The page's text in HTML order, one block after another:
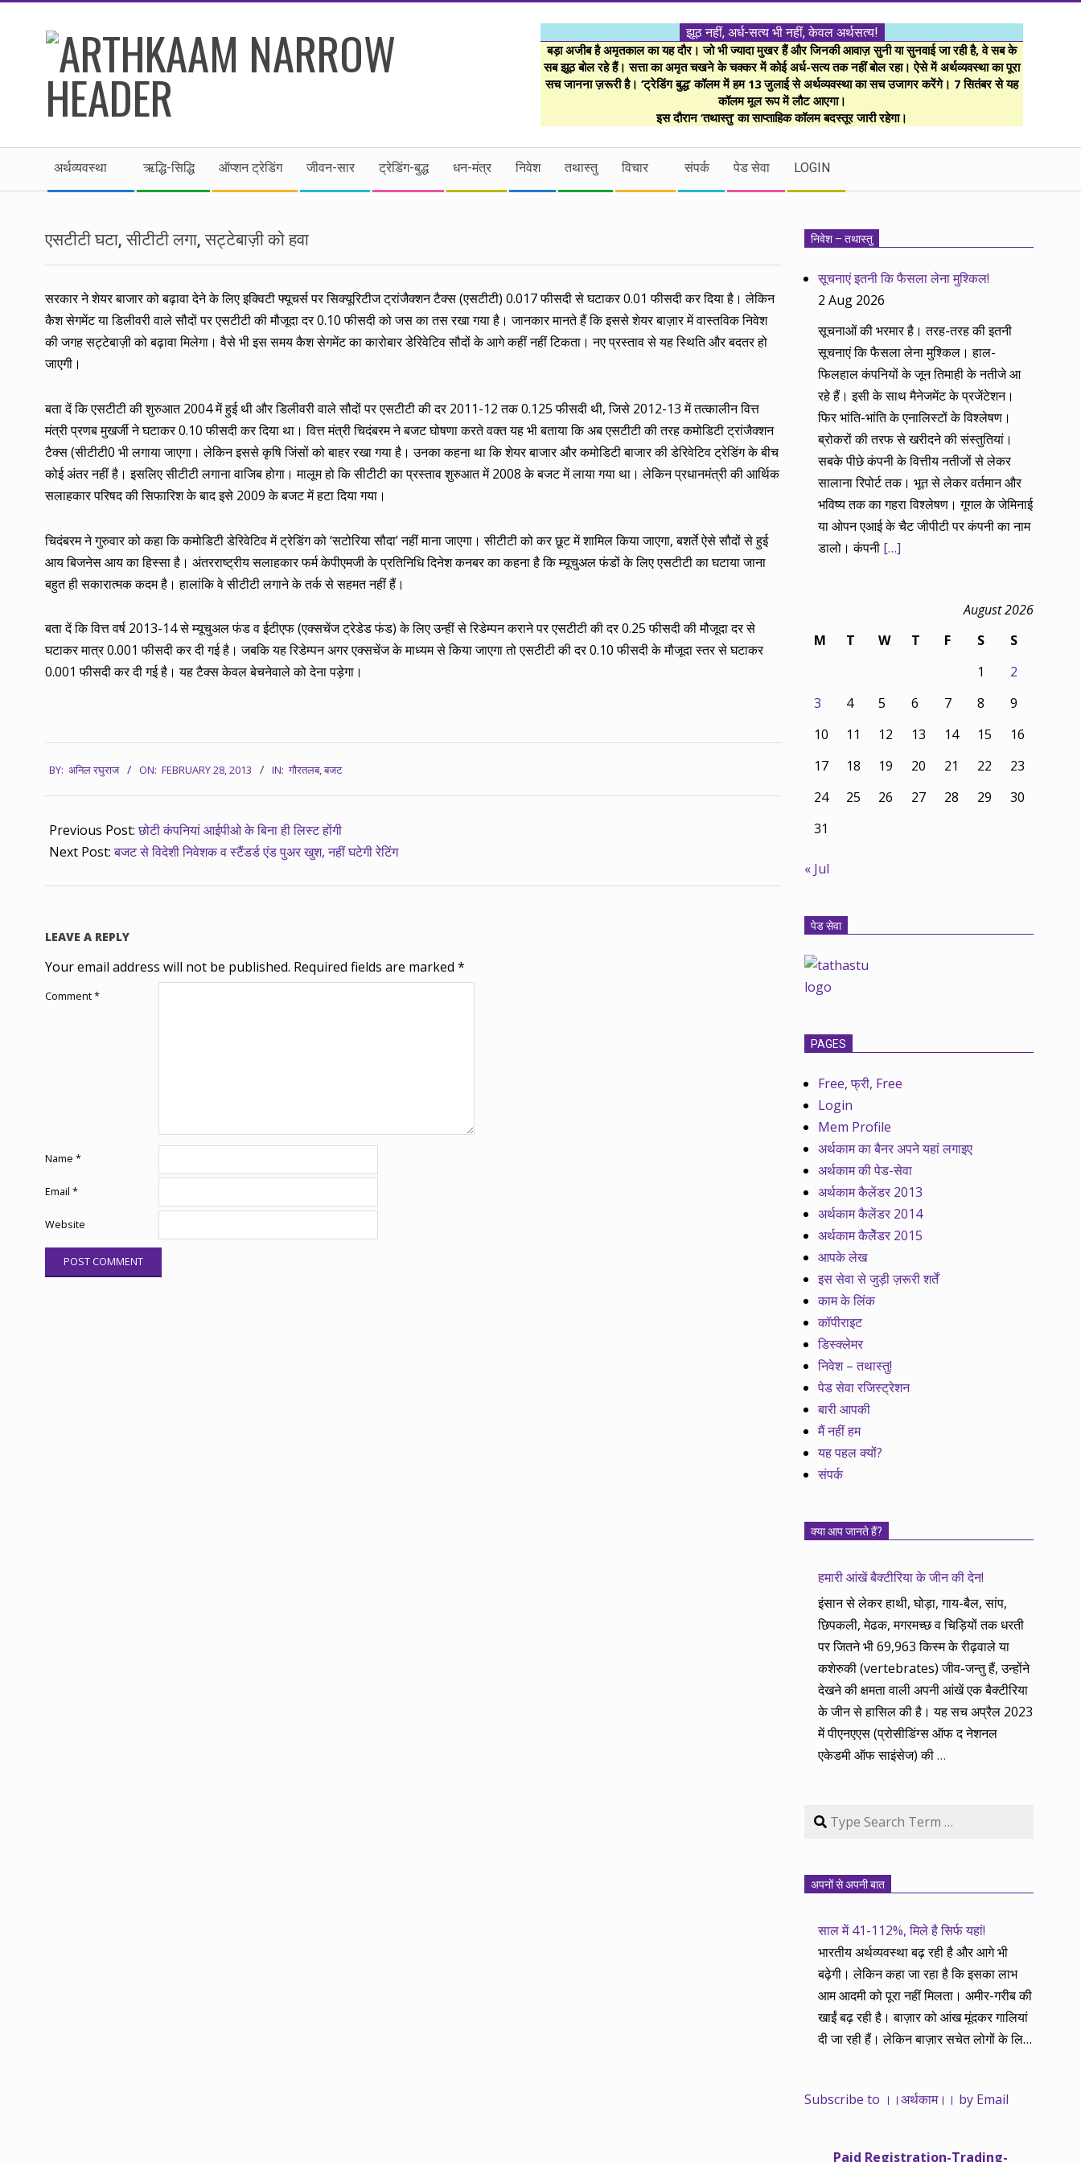
।।
अर्थकाम।।
BE
FINANCIALLY
CLEVER!
झूठ नहीं, अर्ध-सत्य भी नहीं, केवल अर्थसत्य!
बड़ा अजीब है अमृतकाल का यह दौर। जो भी ज्यादा मुखर हैं और जिनकी आवाज़ सुनी या सुनवाई जा रही है, वे सब के
सब झूठ बोल रहे हैं। सत्ता का अमृत चखने के चक्कर में कोई अर्ध-सत्य तक नहीं बोल रहा। ऐसे में अर्थव्यवस्था का पूरा
सच जानना ज़रूरी है। ‘ट्रेडिंग बुद्ध’ कॉलम में हम 13 जुलाई से अर्थव्यवस्था का सच उजागर करेंगे। 7 सितंबर से यह
कॉलम मूल रूप में लौट आएगा।
इस दौरान ‘तथास्तु’ का साप्ताहिक कॉलम बदस्तूर जारी रहेगा।
Secondary
अर्थव्यवस्था ऋद्धि-सिद्धि ऑप्शन ट्रेडिंग जीवन-सार ट्रेडिंग-बुद्ध धन-मंत्र निवेश तथास्तु विचार संपर्क पेड सेवा LOGIN
एसटीटी घटा, सीटीटी लगा, सट्टेबाज़ी को हवा
सरकार ने शेयर बाजार को बढ़ावा देने के लिए इक्विटी फ्यूचर्स पर सिक्यूरिटीज ट्रांजैक्शन टैक्स (एसटीटी) 0.017 फीसदी से घटाकर 0.01 फीसदी कर दिया है। लेकिन
कैश सेगमेंट या डिलीवरी वाले सौदों पर एसटीटी की मौजूदा दर 0.10 फीसदी को जस का तस रखा गया है। जानकार मानते हैं कि इससे शेयर बाज़ार में वास्तविक निवेश
की जगह सट्टेबाज़ी को बढ़ावा मिलेगा। वैसे भी इस समय कैश सेगमेंट का कारोबार डेरिवेटिव सौदों के आगे कहीं नहीं टिकता। नए प्रस्ताव से यह स्थिति और बदतर हो
जाएगी।
बता दें कि एसटीटी की शुरुआत 2004 में हुई थी और डिलीवरी वाले सौदों पर एसटीटी की दर 2011-12 तक 0.125 फीसदी थी, जिसे 2012-13 में तत्कालीन वित्त
मंत्री प्रणब मुखर्जी ने घटाकर 0.10 फीसदी कर दिया था। वित्त मंत्री चिदंबरम ने बजट घोषणा करते वक्त यह भी बताया कि अब एसटीटी की तरह कमोडिटी ट्रांजैक्शन
टैक्स (सीटीटी0 भी लगाया जाएगा। लेकिन इससे कृषि जिंसों को बाहर रखा गया है। उनका कहना था कि शेयर बाजार और कमोडिटी बाजार की डेरिवेटिव ट्रेडिंग के बीच
कोई अंतर नहीं है। इसलिए सीटीटी लगाना वाजिब होगा। मालूम हो कि सीटीटी का प्रस्ताव शुरुआत में 2008 के बजट में लाया गया था। लेकिन प्रधानमंत्री की आर्थिक
सलाहकार परिषद की सिफारिश के बाद इसे 2009 के बजट में हटा दिया गया।
चिदंबरम ने गुरुवार को कहा कि कमोडिटी डेरिवेटिव में ट्रेडिंग को ‘सटोरिया सौदा’ नहीं माना जाएगा। सीटीटी को कर छूट में शामिल किया जाएगा, बशर्ते ऐसे सौदों से हुई
आय बिजनेस आय का हिस्सा है। अंतरराष्ट्रीय सलाहकार फर्म केपीएमजी के प्रतिनिधि दिनेश कनबर का कहना है कि म्यूचुअल फंडों के लिए एसटीटी का घटाया जाना
बहुत ही सकारात्मक कदम है। हालांकि वे सीटीटी लगाने के तर्क से सहमत नहीं हैं।
बता दें कि वित्त वर्ष 2013-14 से म्यूचुअल फंड व ईटीएफ (एक्सचेंज ट्रेडेड फंड) के लिए उन्हीं से रिडेम्पन कराने पर एसटीटी की दर 0.25 फीसदी की मौजूदा दर से
घटाकर मात्र 0.001 फीसदी कर दी गई है। जबकि यह रिडेम्पन अगर एक्सचेंज के माध्यम से किया जाएगा तो एसटीटी की दर 0.10 फीसदी के मौजूदा स्तर से घटाकर
0.001 फीसदी कर दी गई है। यह टैक्स केवल बेचनेवाले को देना पड़ेगा।
02-
28
BY: अनिल रघुराज ON: FEBRUARY 28, 2013 IN: गौरतलब,बजट
Previous Post:छोटी कंपनियां आईपीओ के बिना ही लिस्ट होंगी
Next Post:बजट से विदेशी निवेशक व स्टैंडर्ड एंड पुअर खुश, नहीं घटेगी रेटिंग
LEAVE A REPLY
Your email address will not be published. Required fields are marked *
Comment*
Name *
Email *
Website
निवेश – तथास्तु
सूचनाएं इतनी कि फैसला लेना मुश्किल!
2 Aug 2026
सूचनाओं की भरमार है। तरह-तरह की इतनी
सूचनाएं कि फैसला लेना मुश्किल। हाल-
फिलहाल कंपनियों के जून तिमाही के नतीजे आ
रहे हैं। इसी के साथ मैनेजमेंट के प्रजेंटेशन।
फिर भांति-भांति के एनालिस्टों के विश्लेषण।
ब्रोकरों की तरफ से खरीदने की संस्तुतियां।
सबके पीछे कंपनी के वित्तीय नतीजों से लेकर
सालाना रिपोर्ट तक। भूत से लेकर वर्तमान और
भविष्य तक का गहरा विश्लेषण। गूगल के जेमिनाई
या ओपन एआई के चैट जीपीटी पर कंपनी का नाम
डालो। कंपनी […]
August 2026
M
T W T F S
S
1
2
3
4 5 6 7 8
9
10
11 12 13 14 15
16
17
18 19 20 21 22
23
24
25 26 27 28 29
30
31
« Jul
पेड सेवा
PAGES
Free, फ्री, Free
Login
Mem Profile
अर्थकाम का बैनर अपने यहां लगाइए
अर्थकाम की पेड-सेवा
अर्थकाम कैलेंडर 2013
अर्थकाम कैलेंडर 2014
अर्थकाम कैलेेंडर 2015
आपके लेख
इस सेवा से जुड़ी ज़रूरी शर्तें
काम के लिंक
कॉपीराइट
डिस्क्लेमर
निवेश – तथास्तु!
पेड सेवा रजिस्ट्रेशन
बारी आपकी
मैं नहीं हम
यह पहल क्यों?
संपर्क
क्या आप जानते हैं?
हमारी आंखें बैक्टीरिया के जीन की देन!
इंसान से लेकर हाथी, घोड़ा, गाय-बैल, सांप,
छिपकली, मेढक, मगरमच्छ व चिड़ियों तक धरती
पर जितने भी 69,963 किस्म के रीढ़वाले या
कशेरुकी (vertebrates) जीव-जन्तु हैं, उन्होंने
देखने की क्षमता वाली अपनी आंखें एक बैक्टीरिया
के जीन से हासिल की है। यह सच अप्रैल 2023
में पीएनएएस (प्रोसीडिंग्स ऑफ द नेशनल
एकेडमी ऑफ साइंसेज) की…
Search
अपनों से अपनी बात
साल में 41-112%, मिले है सिर्फ यहां!
भारतीय अर्थव्यवस्था बढ़ रही है और आगे भी
बढ़ेगी। लेकिन कहा जा रहा है कि इसका लाभ
आम आदमी को पूरा नहीं मिलता। अमीर-गरीब की
खाईं बढ़ रही है। बाज़ार को आंख मूंदकर गालियां
दी जा रही हैं। लेकिन बाज़ार सचेत लोगों के लिए
शुरू की है ताकि अर्थव्यवस्था, खासकर कंपनियों
Subscribe to ।।अर्थकाम।। by Email
Paid Registration-Trading-